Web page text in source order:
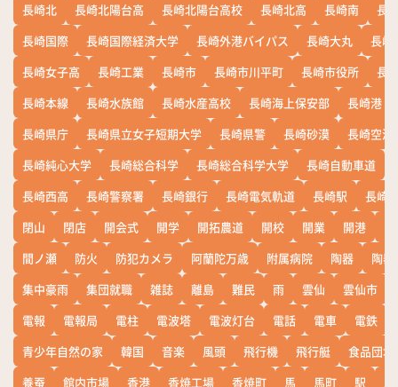
長崎北
長崎北陽台高 長崎北陽台高校 長崎北高 長崎南
長
長崎国際
長崎国際経済大学 長崎外港バイパス 長崎大丸
長崎
長崎女子高
長崎工業 長崎市 長崎市川平町 長崎市役所
長
長崎本線
長崎水族館 長崎水産高校 長崎海上保安部
長崎港
長崎県庁
長崎県立女子短期大学 長崎県警 長崎砂漠
長崎空港
長崎純心大学
長崎総合科学 長崎総合科学大学 長崎自動車道
長崎西高
長崎警察署 長崎銀行 長崎電気軌道 長崎駅
長崎
閉山
閉店 開会式 開学 開拓農道 開校 開業 開港
間ノ瀬
防火 防犯カメラ 阿蘭陀万歳 附属病院 陶器
陶器
集中豪雨
集団就職 雑誌 離島 難民 雨 雲仙 雲仙市
電報
電報局 電柱 電波塔 電波灯台 電話 電車 電鉄
青少年自然の家
韓国 音楽 風頭 飛行機 飛行艇
食品団地
養蚕
館内市場 香港 香焼工場 香焼町 馬 馬町 駅